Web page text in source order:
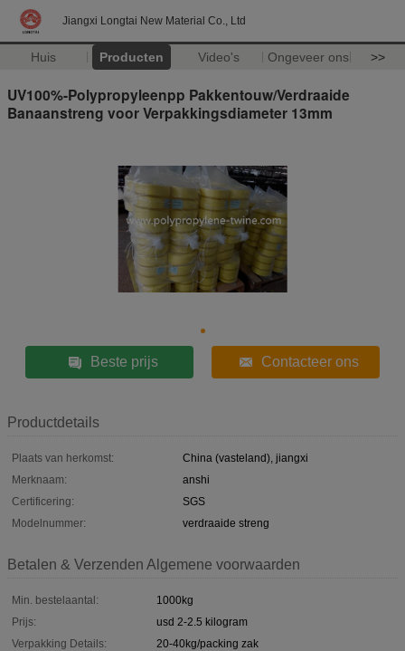
Jiangxi Longtai New Material Co., Ltd
Huis Producten Video's Ongeveer ons >>
UV100%-Polypropyleenpp Pakkentouw/Verdraaide
Banaanstreng voor Verpakkingsdiameter 13mm
Beste prijs Contacteer ons
Productdetails
Plaats van herkomst:
China (vasteland), jiangxi
Merknaam:
anshi
Certificering:
SGS
Modelnummer:
verdraaide streng
Betalen & Verzenden Algemene voorwaarden
Min. bestelaantal:
1000kg
Prijs:
usd 2-2.5 kilogram
Verpakking Details:
20-40kg/packing zak